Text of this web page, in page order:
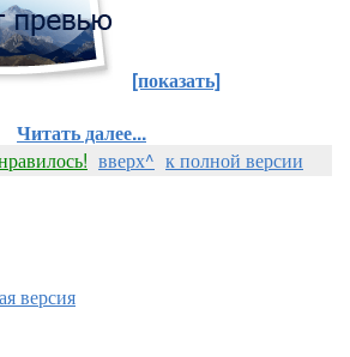
[показать]
Читать далее...
вверх^ к полной версии
версия